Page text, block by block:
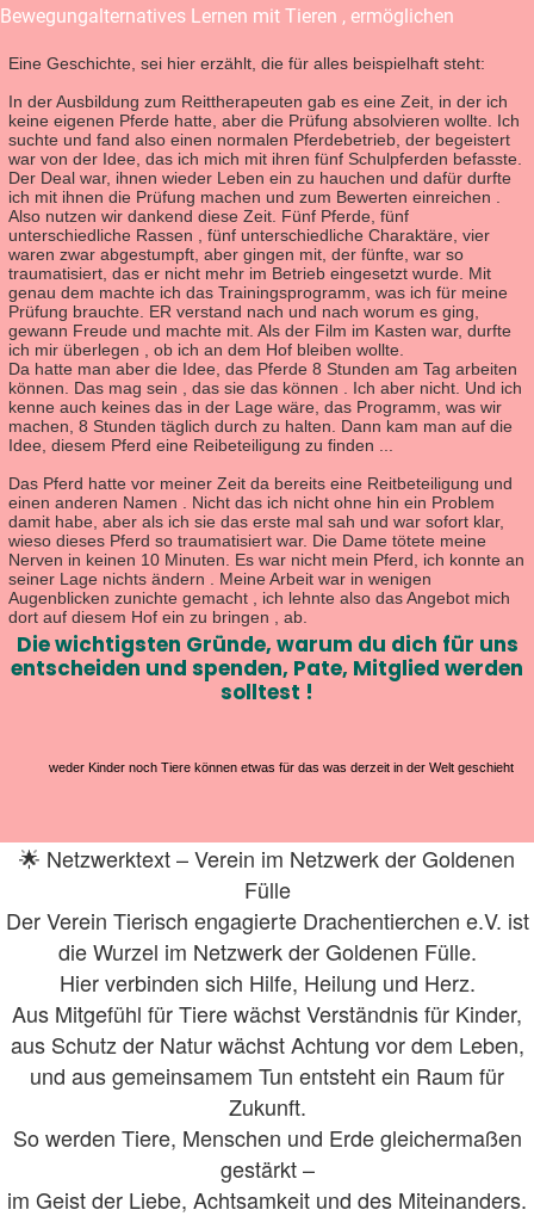
Bewegungalternatives Lernen mit Tieren , ermöglichen
Eine Geschichte, sei hier erzählt, die für alles beispielhaft steht:
In der Ausbildung zum Reittherapeuten gab es eine Zeit, in der ich
keine eigenen Pferde hatte, aber die Prüfung absolvieren wollte. Ich
suchte und fand also einen normalen Pferdebetrieb, der begeistert
war von der Idee, das ich mich mit ihren fünf Schulpferden befasste.
Der Deal war, ihnen wieder Leben ein zu hauchen und dafür durfte
ich mit ihnen die Prüfung machen und zum Bewerten einreichen .
Also nutzen wir dankend diese Zeit. Fünf Pferde, fünf
unterschiedliche Rassen , fünf unterschiedliche Charaktäre, vier
waren zwar abgestumpft, aber gingen mit, der fünfte, war so
traumatisiert, das er nicht mehr im Betrieb eingesetzt wurde. Mit
genau dem machte ich das Trainingsprogramm, was ich für meine
Prüfung brauchte. ER verstand nach und nach worum es ging,
gewann Freude und machte mit. Als der Film im Kasten war, durfte
ich mir überlegen , ob ich an dem Hof bleiben wollte.
Da hatte man aber die Idee, das Pferde 8 Stunden am Tag arbeiten
können. Das mag sein , das sie das können . Ich aber nicht. Und ich
kenne auch keines das in der Lage wäre, das Programm, was wir
machen, 8 Stunden täglich durch zu halten. Dann kam man auf die
Idee, diesem Pferd eine Reibeteiligung zu finden ...
Das Pferd hatte vor meiner Zeit da bereits eine Reitbeteiligung und
einen anderen Namen . Nicht das ich nicht ohne hin ein Problem
damit habe, aber als ich sie das erste mal sah und war sofort klar,
wieso dieses Pferd so traumatisiert war. Die Dame tötete meine
Nerven in keinen 10 Minuten. Es war nicht mein Pferd, ich konnte an
seiner Lage nichts ändern . Meine Arbeit war in wenigen
Augenblicken zunichte gemacht , ich lehnte also das Angebot mich
dort auf diesem Hof ein zu bringen , ab.
Die wichtigsten Gründe, warum du dich für uns
entscheiden und spenden, Pate, Mitglied werden
solltest !
weder Kinder noch Tiere können etwas für das was derzeit in der Welt geschieht
🌟 Netzwerktext – Verein im Netzwerk der Goldenen
Fülle
Der Verein Tierisch engagierte Drachentierchen e.V. ist
die Wurzel im Netzwerk der Goldenen Fülle.
Hier verbinden sich Hilfe, Heilung und Herz.
Aus Mitgefühl für Tiere wächst Verständnis für Kinder,
aus Schutz der Natur wächst Achtung vor dem Leben,
und aus gemeinsamem Tun entsteht ein Raum für
Zukunft.
So werden Tiere, Menschen und Erde gleichermaßen
gestärkt –
im Geist der Liebe, Achtsamkeit und des Miteinanders.